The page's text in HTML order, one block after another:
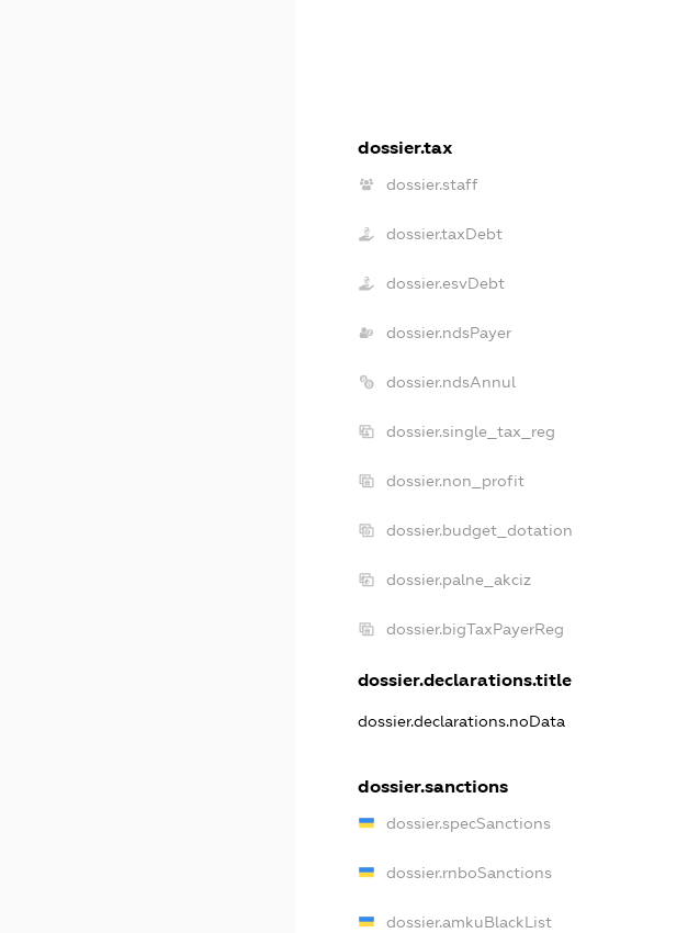
dossier.tax
dossier.staff
dossier.taxDebt
dossier.esvDebt
dossier.ndsPayer
dossier.ndsAnnul
dossier.single_tax_reg
dossier.non_profit
dossier.budget_dotation
dossier.palne_akciz
dossier.bigTaxPayerReg
dossier.declarations.title
dossier.declarations.noData
dossier.sanctions
dossier.specSanctions
dossier.rnboSanctions
dossier.amkuBlackList